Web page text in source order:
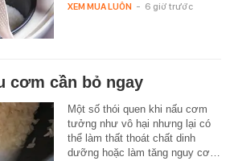
XEM MUA LUÔN - 6 giờ trước
cơm cần bỏ ngay
Một số thói quen khi nấu cơm
tưởng như vô hại nhưng lại có
thể làm thất thoát chất dinh
dưỡng hoặc làm tăng nguy cơ…